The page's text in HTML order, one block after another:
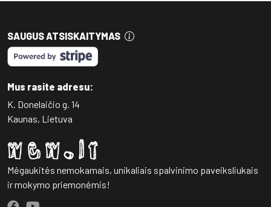
SAUGUS ATSISKAITYMAS
Mus rasite adresu:
K. Donelaičio g. 14
Kaunas, Lietuva
Mėgaukitės nemokamais, unikaliais spalvinimo paveiksliukais
ir mokymo priemonėmis!